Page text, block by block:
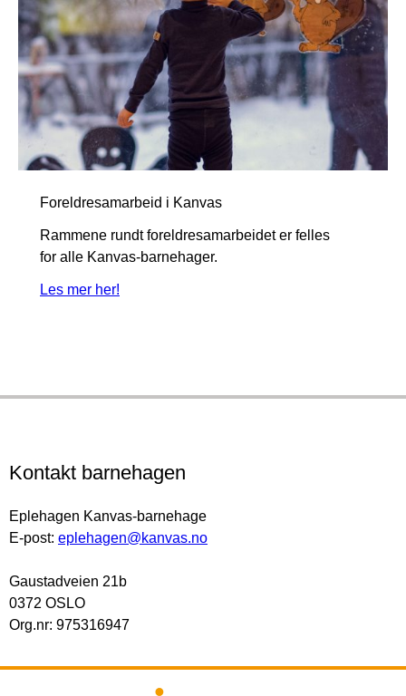
Foreldresamarbeid i Kanvas
Rammene rundt foreldresamarbeidet er felles
for alle Kanvas-barnehager.
Les mer her!
Kontakt barnehagen
Eplehagen Kanvas-barnehage
E-post: eplehagen@kanvas.no
Gaustadveien 21b
0372 OSLO
Org.nr: 975316947